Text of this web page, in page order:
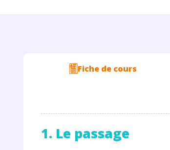
Fiche de cours
1. Le passage